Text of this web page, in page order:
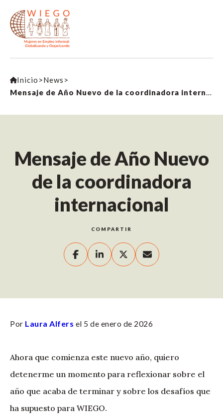
Inicio >News >
Mensaje de Año Nuevo de la coordinadora internacional
Mensaje de Año Nuevo
de la coordinadora
internacional
COMPARTIR
Por Laura Alfers el 5 de enero de 2026
Ahora que comienza este nuevo año, quiero
detenerme un momento para reflexionar sobre el
año que acaba de terminar y sobre los desafíos que
ha supuesto para WIEGO.